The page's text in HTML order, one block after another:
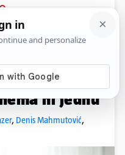
Komentari
dužni pet
ni jednu
, Denis Mahmutović,